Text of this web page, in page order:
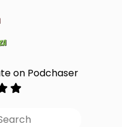
on Podchaser